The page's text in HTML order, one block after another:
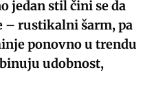
jedan stil čini se da
– rustikalni šarm, pa
ponovno u trendu
udobnost,